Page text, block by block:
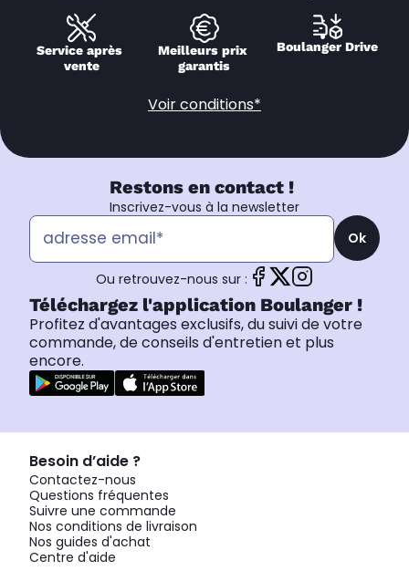
Service après
vente
Meilleurs prix
garantis
Boulanger Drive
Voir conditions*
Restons en contact !
Inscrivez-vous à la newsletter
Ok
Ou retrouvez-nous sur :
Téléchargez l'application Boulanger !
Profitez d'avantages exclusifs, du suivi de votre
commande, de conseils d'entretien et plus
encore.
Besoin d’aide ?
Contactez-nous
Questions fréquentes
Suivre une commande
Nos conditions de livraison
Nos guides d'achat
Centre d'aide